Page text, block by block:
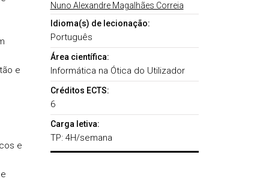
e
e
Nuno Alexandre Magalhães Correia
Idioma(s) de lecionação:
Português
Área científica:
Informática na Ótica do Utilizador
Créditos ECTS:
6
Carga letiva:
TP: 4H/semana